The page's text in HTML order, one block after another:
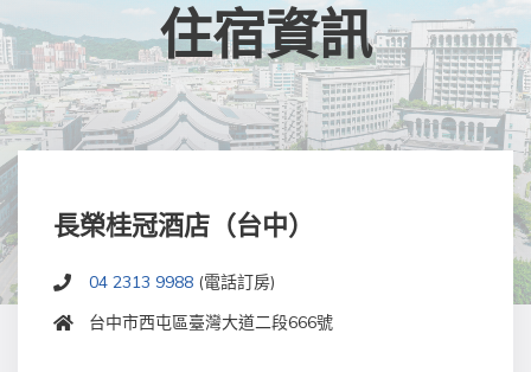
住宿資訊
長榮桂冠酒店（台中）
04 2313 9988 (電話訂房)
台中市西屯區臺灣大道二段666號